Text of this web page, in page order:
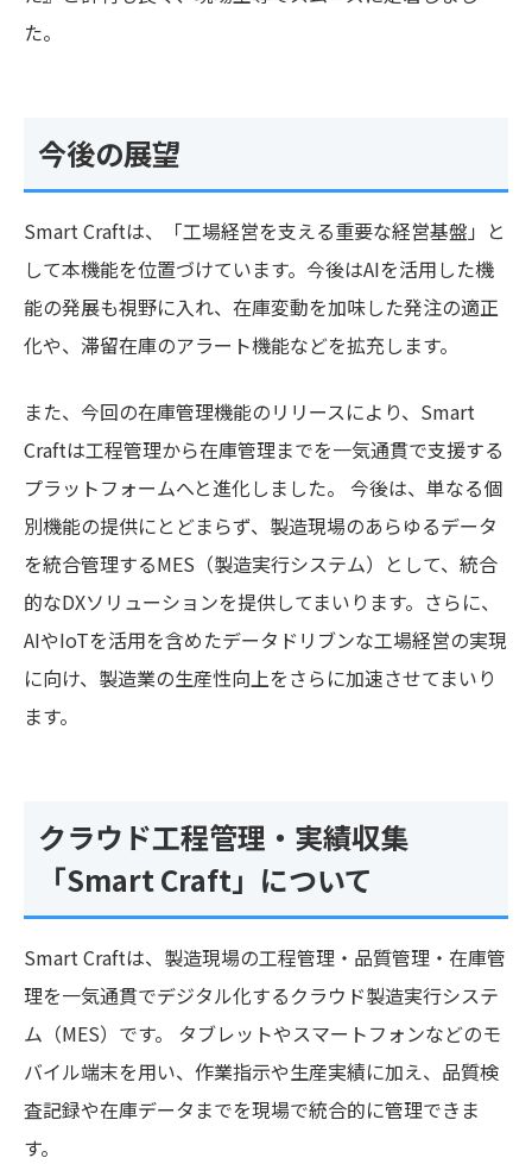
た。
今後の展望
Smart Craftは、「工場経営を支える重要な経営基盤」と
して本機能を位置づけています。今後はAIを活用した機
能の発展も視野に入れ、在庫変動を加味した発注の適正
化や、滞留在庫のアラート機能などを拡充します。
また、今回の在庫管理機能のリリースにより、Smart
Craftは工程管理から在庫管理までを一気通貫で支援する
プラットフォームへと進化しました。 今後は、単なる個
別機能の提供にとどまらず、製造現場のあらゆるデータ
を統合管理するMES（製造実行システム）として、統合
的なDXソリューションを提供してまいります。さらに、
AIやIoTを活用を含めたデータドリブンな工場経営の実現
に向け、製造業の生産性向上をさらに加速させてまいり
ます。
クラウド工程管理・実績収集
「Smart Craft」について
Smart Craftは、製造現場の工程管理・品質管理・在庫管
理を一気通貫でデジタル化するクラウド製造実行システ
ム（MES）です。 タブレットやスマートフォンなどのモ
バイル端末を用い、作業指示や生産実績に加え、品質検
査記録や在庫データまでを現場で統合的に管理できま
す。